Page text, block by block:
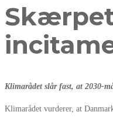
Klimarådet slår fast, at 2030-
Klimarådet vurderer, at